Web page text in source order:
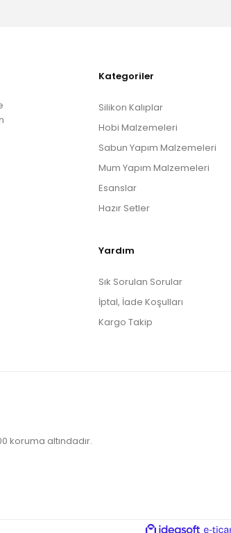
Kategoriler
Silikon Kalıplar
Hobi Malzemeleri
Sabun Yapım Malzemeleri
Mum Yapım Malzemeleri
Esanslar
Hazır Setler
Yardım
Sık Sorulan Sorular
İptal, İade Koşulları
Kargo Takip
koruma altındadır.
ideasoft